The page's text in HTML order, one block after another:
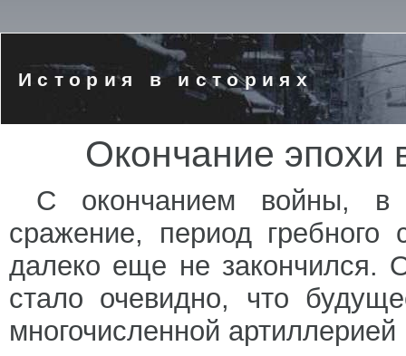
История в историях
Окончание эпохи
С окончанием войны, в
сражение, период
далеко еще не закончился.
стало очевидно, что
многочисленной артиллерией